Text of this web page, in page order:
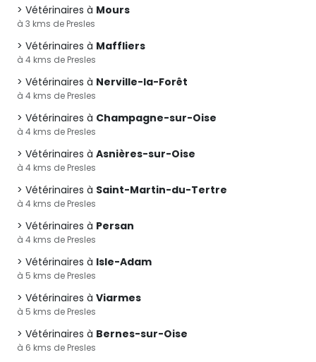
Vétérinaires à Mours
à 3 kms de Presles
Vétérinaires à Maffliers
à 4 kms de Presles
Vétérinaires à Nerville-la-Forêt
à 4 kms de Presles
Vétérinaires à Champagne-sur-Oise
à 4 kms de Presles
Vétérinaires à Asnières-sur-Oise
à 4 kms de Presles
Vétérinaires à Saint-Martin-du-Tertre
à 4 kms de Presles
Vétérinaires à Persan
à 4 kms de Presles
Vétérinaires à Isle-Adam
à 5 kms de Presles
Vétérinaires à Viarmes
à 5 kms de Presles
Vétérinaires à Bernes-sur-Oise
à 6 kms de Presles